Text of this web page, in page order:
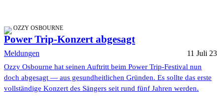
OZZY OSBOURNE
Power Trip-Konzert abgesagt
Meldungen 11 Juli 23
Ozzy Osbourne hat seinen Auftritt beim Power Trip-Festival nun
doch abgesagt — aus gesundheitlichen Gründen. Es sollte das erste
vollständige Konzert des Sängers seit rund fünf Jahren werden.